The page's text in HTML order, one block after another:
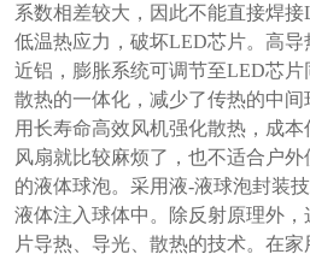
系数相差较大，因此不能直接焊接
低温热应力，破坏LED芯片。高
近铝，膨胀系统可调节至LED芯片
散热的一体化，减少了传热的中
用长寿命高效风机强化散热，成
风扇就比较麻烦了，也不适合户
的液体球泡。采用液-液球泡封装
液体注入球体中。除反射原理外
片导热、导光、散热的技术。在